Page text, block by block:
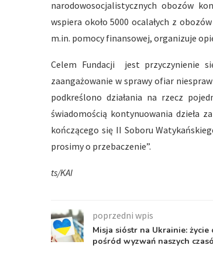
narodowosocjalistycznych obozów
wspiera około 5000 ocalałych z
m.in. pomocy finansowej, organizuje
Celem Fundacji jest przyczynienie
zaangażowanie w sprawy ofiar
podkreślono działania na rzecz
świadomością kontynuowania dzieła
kończącego się II Soboru
prosimy o przebaczenie”.
ts/KAI
poprzedni wpis
Misja sióstr na Ukrainie: życie
pośród wyzwań naszych